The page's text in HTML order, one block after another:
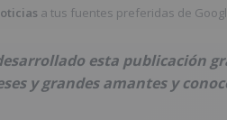
a tus fuentes preferidas de
esta publicación
y grandes amantes y